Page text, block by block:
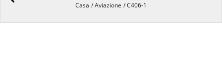
Casa /Aviazione /C406-1